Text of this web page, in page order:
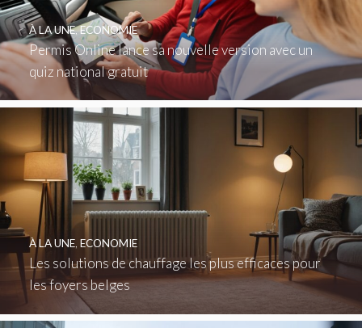
Permis Online lance sa nouvelle version avec un
quiz national gratuit
À LA UNE,ECONOMIE
Les solutions de chauffage les plus efficaces pour
les foyers belges
À LA UNE, ECONOMIE